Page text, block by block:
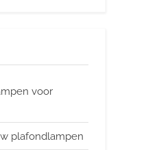
voor
plafondlampen